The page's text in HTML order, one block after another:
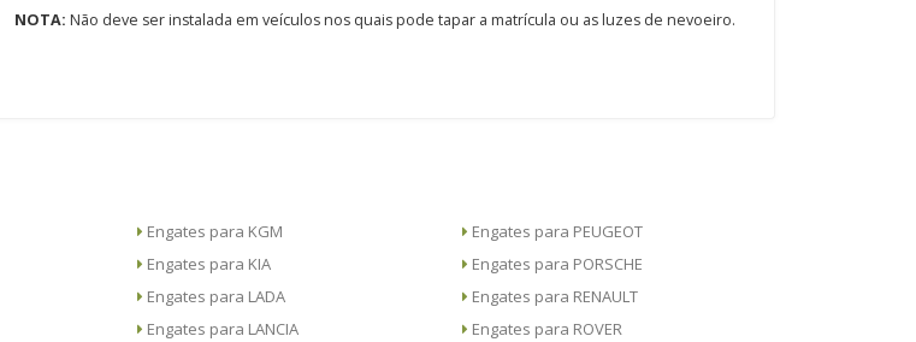
NOTA: Não deve ser instalada em veículos nos quais pode tapar a matrícula ou as luzes de nevoeiro.
Engates para KGM
Engates para KIA
Engates para LADA
Engates para LANCIA
Engates para PEUGEOT
Engates para PORSCHE
Engates para RENAULT
Engates para ROVER